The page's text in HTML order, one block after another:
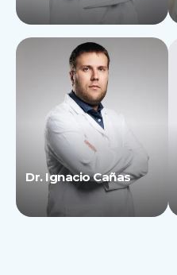
Dr. Ignacio Cañas